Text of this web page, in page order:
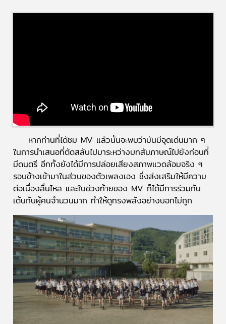
หากท่านที่ได้ชม MV แล้วนั้นจะพบว่ามันมีจุดเด่นมาก ๆ
ในการนำเสนอที่ตัดสลับไปมาระหว่างบทสัมภาษณ์ไปยังท่อนที่
มีดนตรี อีกทั้งยังได้มีการปล่อยเสียงสภาพแวดล้อมจริง ๆ
รอบข้างเข้ามาในส่วนของตัวเพลงเอง ซึ่งส่งเสริมให้มีความ
ต่อเนื่องลื่นไหล และในช่วงท้ายของ MV ก็ได้มีการร่วมกัน
เต้นกับผู้คนจำนวนมาก ทำให้ดูทรงพลังอย่างบอกไม่ถูก